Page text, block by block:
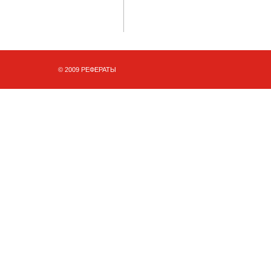
© 2009 РЕФЕРАТЫ